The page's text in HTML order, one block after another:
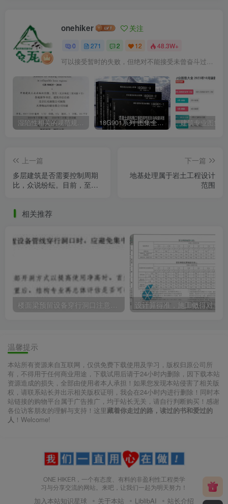
onehiker 关注
0 271 2 12 48.3W+
可以接受暂时的失败，但绝对不能接受未曾奋斗过的自己
湿陷性相关的规范规程图集汇总下载 18G901系列 图集全套电子版下载 完整版
上一篇
多层建筑是否需要控制周期
比，众说纷纭。目前，至少
下一篇
地基处理属于岩土工程设计
范围
相关推荐
温馨提示
本站所有资源来自互联网，仅供免费下载使用及学习，版权归原公司所
有，不得用于任何商业用途，下载试用后请于24小时内删除，因下载本站
资源造成的损失，全部由使用者本人承担！如果您发现本站侵害了相关版
权，请联系站长并出示相关版权证明，我会在24小时内进行删除！同时本
站链接的购物平台属于广告推广，均于站长无关，请自行判断购买！感谢
各位访客朋友的理解与支持！这里藏着你走过的路，读过的书和爱过的
人 ！Welcome!
ONE HIKER，一个有态度、有料的非盈利性工程类学
习与分享交流的网站。来吧，让我们一起为明天努力！
加入本站知识星球 关于本站 LiblibAI 站长介绍